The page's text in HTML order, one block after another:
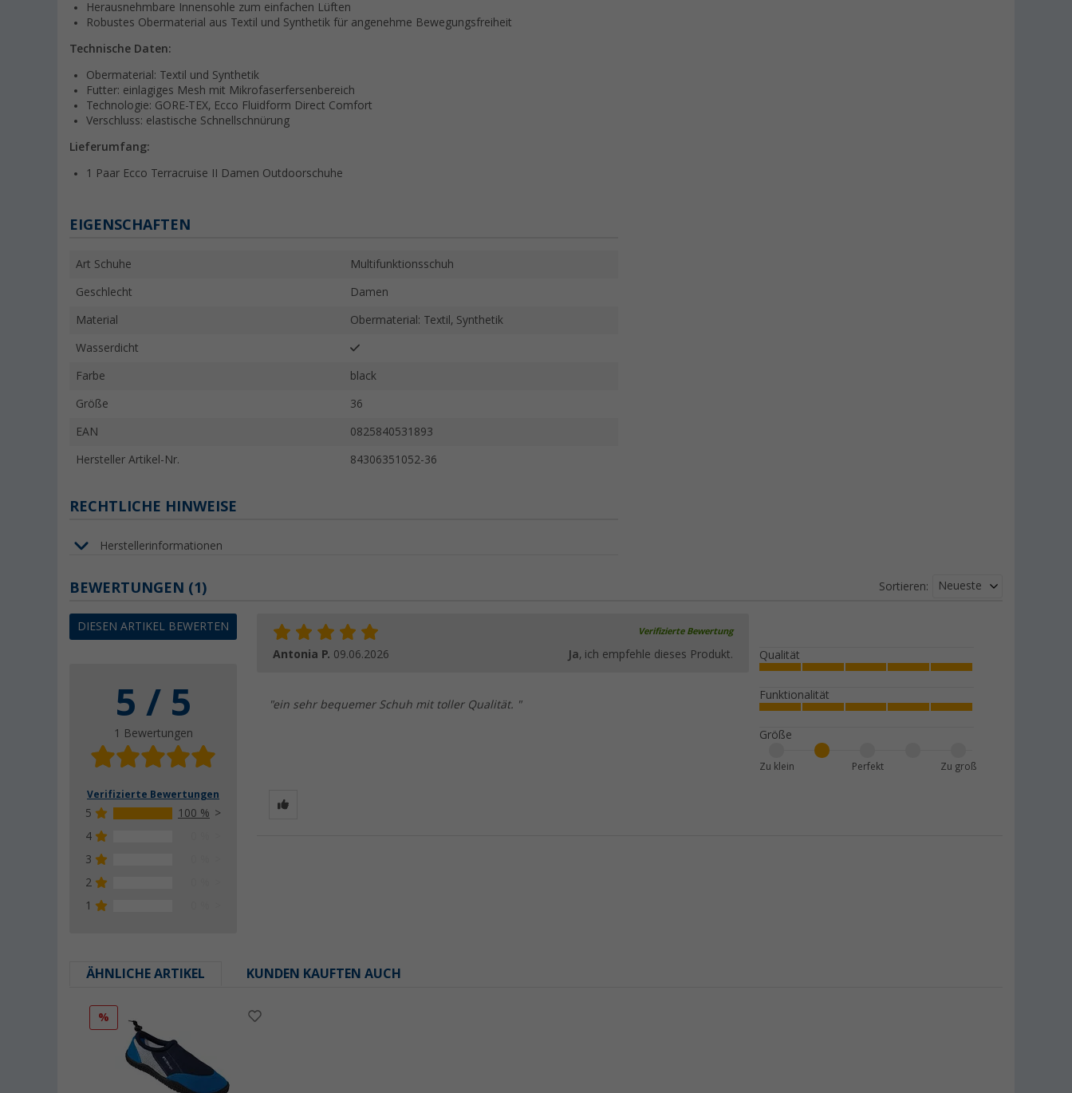
Herausnehmbare Innensohle zum einfachen Lüften
Robustes Obermaterial aus Textil und Synthetik für angenehme Bewegungsfreiheit
Technische Daten:
Obermaterial: Textil und Synthetik
Futter: einlagiges Mesh mit Mikrofaserfersenbereich
Technologie: GORE-TEX, Ecco Fluidform Direct Comfort
Verschluss: elastische Schnellschnürung
Lieferumfang:
1 Paar Ecco Terracruise II Damen Outdoorschuhe
EIGENSCHAFTEN
Art Schuhe Multifunktionsschuh
Geschlecht Damen
Material Obermaterial: Textil, Synthetik
Wasserdicht
Farbe black
Größe 36
EAN 0825840531893
Hersteller Artikel-Nr. 84306351052-36
RECHTLICHE HINWEISE
Herstellerinformationen
BEWERTUNGEN (1)
DIESEN ARTIKEL BEWERTEN
5 / 5
1 Bewertungen
Verifizierte Bewertungen
5
100 %
4
3
2
1
Sortieren: Neueste
Verifizierte Bewertung
Antonia P. 09.06.2026 Ja, ich empfehle dieses Produkt.
"ein sehr bequemer Schuh mit toller Qualität. "
Qualität
Funktionalität
Größe
Zu groß
Perfekt
Zu klein
ÄHNLICHE ARTIKEL KUNDEN KAUFTEN AUCH
%